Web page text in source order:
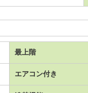
最上階
エアコン付き